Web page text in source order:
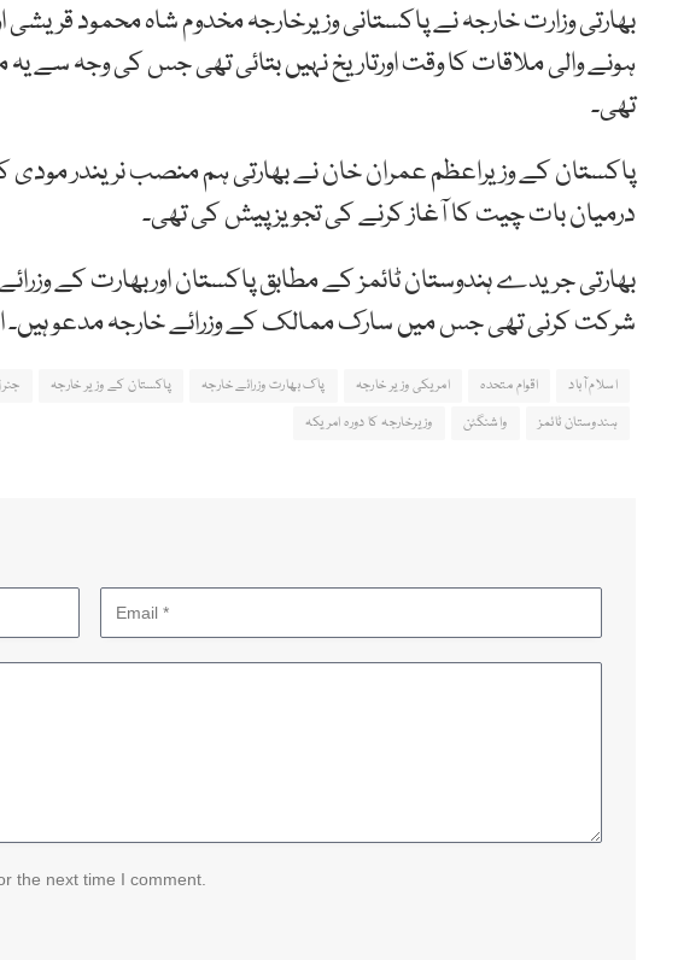
بھارتی وزارت خارجہ نے پاکستانی وزیرخارجہ مخدوم شاہ محمود قریشی
ہونے والی ملاقات کا وقت اورتاریخ نہیں بتائی تھی جس کی وجہ سے
تھی۔
پاکستان کے وزیراعظم عمران خان نے بھارتی ہم منصب نریندر
درمیان بات چیت کا آغاز کرنے کی تجویز پیش کی تھی۔
شرکت کرنی تھی جس میں سارک ممالک کے وزرائے خارجہ مدعو
اسلام آباد اقوام متحدہ امریکی وزیر خارجہ پاک بھارت وزرائے خارجہ پاکستان کے وزیر خارجہ
ہندوستان ٹائمز
واشنگٹن وزیرخارجہ کا دورہ امریکہ
the next time I comment.